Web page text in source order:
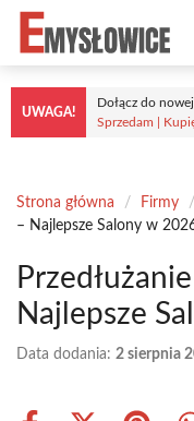
Przejdź
treści
UWAGA!
Dołącz do
Sprzedam |
Strona główna / Firmy /
– Najlepsze Salony w
Najlepsze
Data dodania: 2 sierpnia